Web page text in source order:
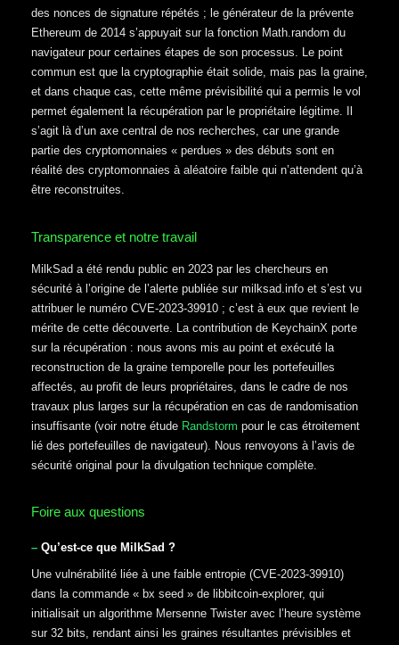
des nonces de signature répétés ; le générateur de la prévente
Ethereum de 2014 s’appuyait sur la fonction Math.random du
navigateur pour certaines étapes de son processus. Le point
commun est que la cryptographie était solide, mais pas la graine,
et dans chaque cas, cette même prévisibilité qui a permis le vol
permet également la récupération par le propriétaire légitime. Il
s’agit là d’un axe central de nos recherches, car une grande
partie des cryptomonnaies « perdues » des débuts sont en
réalité des cryptomonnaies à aléatoire faible qui n’attendent qu’à
être reconstruites.
Transparence et notre travail
MilkSad a été rendu public en 2023 par les chercheurs en
sécurité à l’origine de l’alerte publiée sur milksad.info et s’est vu
attribuer le numéro CVE-2023-39910 ; c’est à eux que revient le
mérite de cette découverte. La contribution de KeychainX porte
sur la récupération : nous avons mis au point et exécuté la
reconstruction de la graine temporelle pour les portefeuilles
affectés, au profit de leurs propriétaires, dans le cadre de nos
travaux plus larges sur la récupération en cas de randomisation
insuffisante (voir notre étude Randstorm pour le cas étroitement
lié des portefeuilles de navigateur). Nous renvoyons à l’avis de
sécurité original pour la divulgation technique complète.
Foire aux questions
Qu’est-ce que MilkSad ?
Une vulnérabilité liée à une faible entropie (CVE-2023-39910)
dans la commande « bx seed » de libbitcoin-explorer, qui
initialisait un algorithme Mersenne Twister avec l’heure système
sur 32 bits, rendant ainsi les graines résultantes prévisibles et